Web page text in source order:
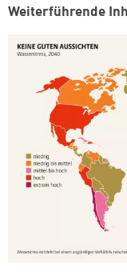
Weiterführende